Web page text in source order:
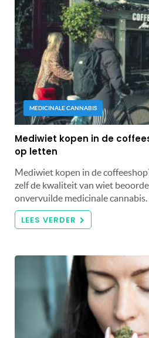
MEDICINALE CANNABIS
Mediwiet kopen in de
op letten
Mediwiet kopen in de
zelf de kwaliteit van wiet
onvervuilde medicinale cannabis.
LEES VERDER